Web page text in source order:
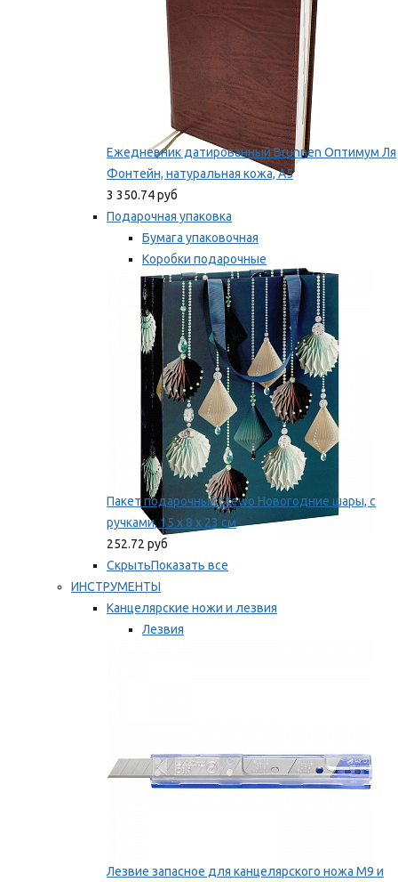
Ежедневник датированный Brunnen Оптимум Ля
Фонтейн, натуральная кожа, А5
3 350.74 руб
Подарочная упаковка
Бумага упаковочная
Коробки подарочные
Ленты, бобины
Мы рекомендуем
Пакет подарочный Stewo Новогодние шары, с
ручками, 15 х 8 х 23 см
252.72 руб
СкрытьПоказать все
ИНСТРУМЕНТЫ
Канцелярские ножи и лезвия
Лезвия
Лезвие запасное для канцелярского ножа M9 и